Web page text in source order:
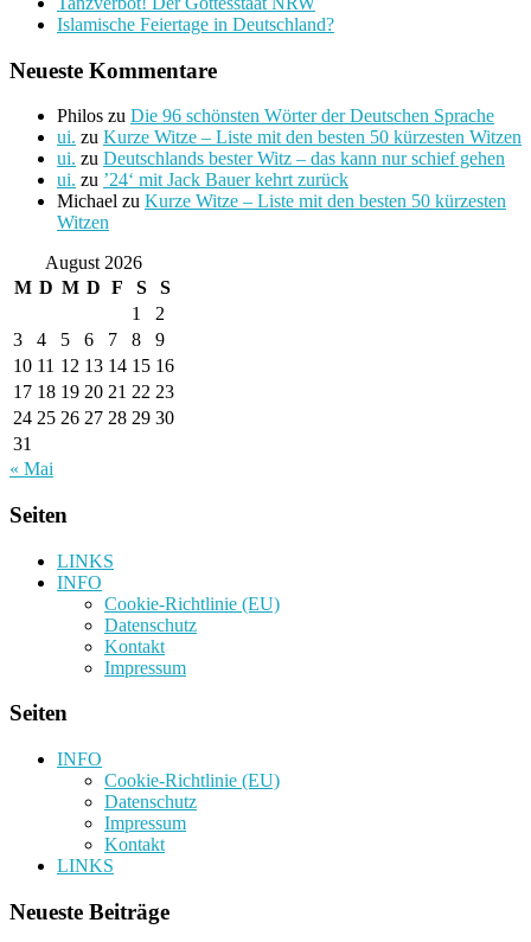
Islamische Feiertage in Deutschland?
Neueste Kommentare
Philos zu Die 96 schönsten Wörter der Deutschen Sprache
ui. zu Kurze Witze – Liste mit den besten 50 kürzesten Witzen
ui. zu Deutschlands bester Witz – das kann nur schief gehen
ui. zu ’24‘ mit Jack Bauer kehrt zurück
Michael zu Kurze Witze – Liste mit den besten 50 kürzesten
Witzen
August 2026
M D M D F S
S
1
2
3
4 5 6 7 8
9
10 11 12 13 14 15 16
17 18 19 20 21 22 23
24 25 26 27 28 29 30
31
« Mai
Seiten
LINKS
INFO
Cookie-Richtlinie (EU)
Datenschutz
Kontakt
Impressum
Seiten
INFO
Cookie-Richtlinie (EU)
Datenschutz
Impressum
Kontakt
LINKS
Neueste Beiträge